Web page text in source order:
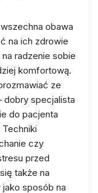
obawa
na ich zdrowie
radzenie sobie
komfortową.
ze
dobry specjalista
do pacjenta
czy
przed
także na
sposób na